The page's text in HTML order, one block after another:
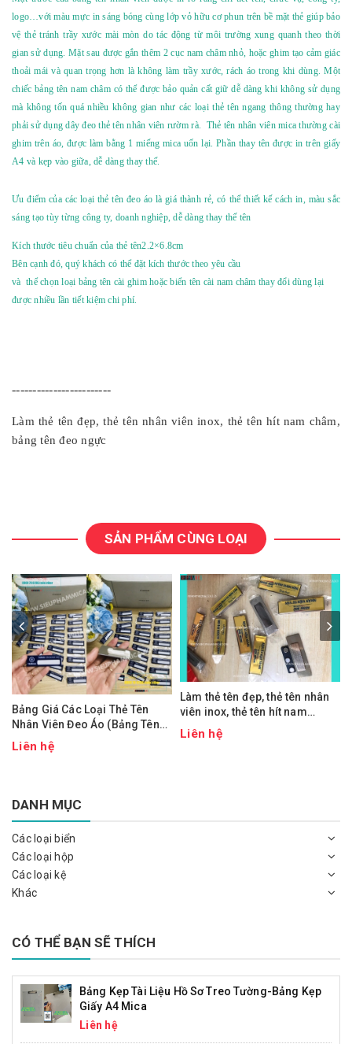
logo…với màu mực in sáng bóng cùng lớp vỏ hữu cơ phun trên bề mặt thẻ giúp bảo
vệ thẻ tránh trầy xước mài mòn do tác động từ môi trường xung quanh theo thời
gian sử dụng. Mặt sau được gắn thêm 2 cục nam châm nhỏ, hoặc ghim tạo cảm giác
thoải mái và quan trọng hơn là không làm trầy xước, rách áo trong khi dùng.Một
chiếc bảng tên nam châm có thể được bảo quản cất giữ dễ dàng khi không sử dụng
mà không tốn quá nhiều không gian như các loại thẻ tên ngang thông thường hay
phải sử dụng dây đeo thẻ tên nhân viên rườm rà. Thẻ tên nhân viên mica thường cài
ghim trên áo, được làm bằng 1 miếng mica uốn lại. Phần thay tên được in trên giấy
A4 và kẹp vào giữa, dễ dàng thay thế.
Ưu điểm của các loại thẻ tên đeo áo là giá thành rẻ, có thể thiết kế cách in, màu sắc
sáng tạo tùy từng công ty, doanh nghiệp, dễ dàng thay thế tên
Kích thước tiêu chuẩn của thẻ tên2.2×6.8cm
Bên cạnh đó, quý khách có thể đặt kích thước theo yêu cầu
và thể chọn loại bảng tên cài ghim hoặc biển tên cài nam châm thay đổi dùng lại
được nhiều lần tiết kiệm chi phí.
------------------------
Làm thẻ tên đẹp, thẻ tên nhân viên inox, thẻ tên hít nam châm,
bảng tên đeo ngực
SẢN PHẨM CÙNG LOẠI
Bảng Giá Các Loại Thẻ Tên
Nhân Viên Đeo Áo (Bảng Tên
Nhân Viên)-Gía Chỉ Từ 16k
Liên hệ
Làm thẻ tên đẹp, thẻ tên nhân
viên inox, thẻ tên hít nam
châm, thẻ tên mica
Liên hệ
DANH MỤC
Các loại biển
Các loại hộp
Các loại kệ
Khác
CÓ THỂ BẠN SẼ THÍCH
Bảng Kẹp Tài Liệu Hồ Sơ Treo Tường-Bảng Kẹp
Giấy A4 Mica
Liên hệ